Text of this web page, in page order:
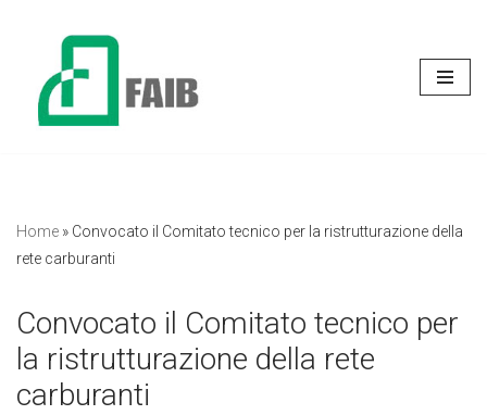
contenuto
Home » Convocato il Comitato tecnico per la ristrutturazione della
rete carburanti
Convocato il Comitato tecnico per
la ristrutturazione della rete
carburanti